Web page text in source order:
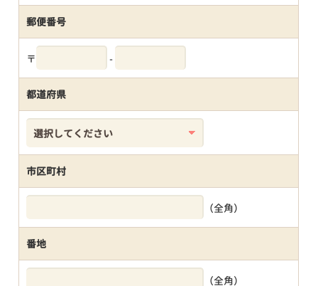
郵便番号
〒 -
都道府県
市区町村
（全角）
番地
（全角）